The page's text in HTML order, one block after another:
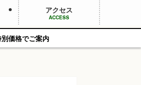
アクセス
ACCESS